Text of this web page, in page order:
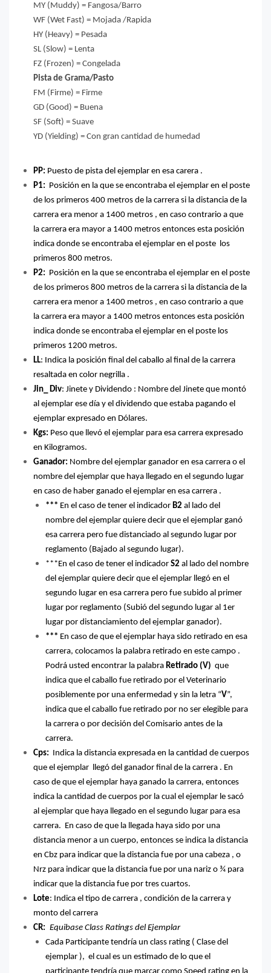
MY (Muddy) = Fangosa/Barro
WF (Wet Fast) = Mojada /Rapida
HY (Heavy) = Pesada
SL (Slow) = Lenta
FZ (Frozen) = Congelada
Pista de Grama/Pasto
FM (Firme) = Firme
GD (Good) = Buena
SF (Soft) = Suave
YD (Yielding) = Con gran cantidad de humedad
PP: Puesto de pista del ejemplar en esa carera .
P1: Posición en la que se encontraba el ejemplar en el poste
de los primeros 400 metros de la carrera si la distancia de la
carrera era menor a 1400 metros , en caso contrario a que
la carrera era mayor a 1400 metros entonces esta posición
indica donde se encontraba el ejemplar en el poste los
primeros 800 metros.
P2: Posición en la que se encontraba el ejemplar en el poste
de los primeros 800 metros de la carrera si la distancia de la
carrera era menor a 1400 metros , en caso contrario a que
la carrera era mayor a 1400 metros entonces esta posición
indica donde se encontraba el ejemplar en el poste los
primeros 1200 metros.
LL: Indica la posición final del caballo al final de la carrera
resaltada en color negrilla .
Jin_ Div: Jinete y Dividendo : Nombre del Jinete que montó
al ejemplar ese día y el dividendo que estaba pagando el
ejemplar expresado en Dólares.
Kgs: Peso que llevó el ejemplar para esa carrera expresado
en Kilogramos.
Ganador: Nombre del ejemplar ganador en esa carrera o el
nombre del ejemplar que haya llegado en el segundo lugar
en caso de haber ganado el ejemplar en esa carrera .
*** En el caso de tener el indicador B2 al lado del
nombre del ejemplar quiere decir que el ejemplar ganó
esa carrera pero fue distanciado al segundo lugar por
reglamento (Bajado al segundo lugar).
***En el caso de tener el indicador S2 al lado del nombre
del ejemplar quiere decir que el ejemplar llegó en el
segundo lugar en esa carrera pero fue subido al primer
lugar por reglamento (Subió del segundo lugar al 1er
lugar por distanciamiento del ejemplar ganador).
*** En caso de que el ejemplar haya sido retirado en esa
carrera, colocamos la palabra retirado en este campo .
Podrá usted encontrar la palabra Retirado (V) que
indica que el caballo fue retirado por el Veterinario
posiblemente por una enfermedad y sin la letra “V”,
indica que el caballo fue retirado por no ser elegible para
la carrera o por decisión del Comisario antes de la
carrera.
Cps:
Indica la distancia expresada en la cantidad de cuerpos
que el ejemplar
llegó del ganador final de la carrera . En
caso de que el ejemplar haya ganado la carrera, entonces
indica la cantidad de cuerpos por la cual el ejemplar le sacó
al ejemplar que haya llegado en el segundo lugar para esa
carrera. En caso de que la llegada haya sido por una
distancia menor a un cuerpo, entonces se indica la distancia
en Cbz para indicar que la distancia fue por una cabeza , o
Nrz para indicar que la distancia fue por una nariz o ¾ para
indicar que la distancia fue por tres cuartos.
Lote: Indica el tipo de carrera , condición de la carrera y
monto del carrera
CR: Equibase Class Ratings del Ejemplar
Cada Participante tendría un class rating ( Clase del
ejemplar ), el cual es un estimado de lo que el